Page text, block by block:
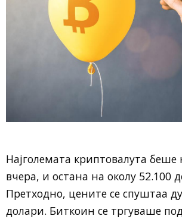
Најголемата криптовалута
вчера, и остана на околу 52.100
Претходно, цените се спуштаа
долари. Биткоин се тргуваше